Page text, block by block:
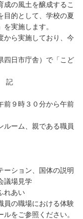
成の風土を醸成するこ
目的として、学校の夏
実施します。
ら実施しており、今
四日市庁舎）で「こど
９時３０分から午前
ーム、親である職員
ン、国体の説明
場見学
あい
職場における体験
ご参照ください。